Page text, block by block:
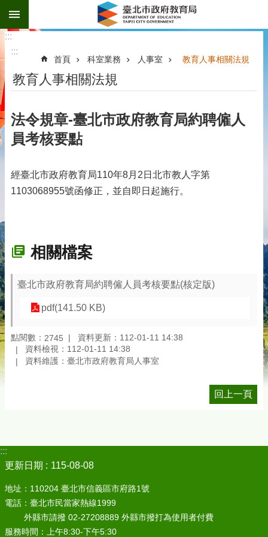
跳到主要內容區塊
:::
:::
首頁 科室業務 人事室 教育人事相關法規
教育人事相關法規
法令規章-臺北市政府教育局約聘僱人
員考核要點
經臺北市政府教育局110年8月2日北市教人字第
1103068955號函修正，並自即日起施行。
相關檔案
臺北市政府教育局約聘僱人員考核要點(核定版)
pdf(141.50 KB)
點閱數： 2745
資料更新：112-01-11 14:38
資料檢視：112-01-11 14:38
資料維護：臺北市政府教育局人事室
回上一頁
:::
更新日期
115-08-08
地址：110204 臺北市信義區市府路1號
電話：臺北市民當家熱線1999
外縣市請撥 02-27208889 外縣市撥打為使用者付費
服務時間：上午8:30-下午5:30